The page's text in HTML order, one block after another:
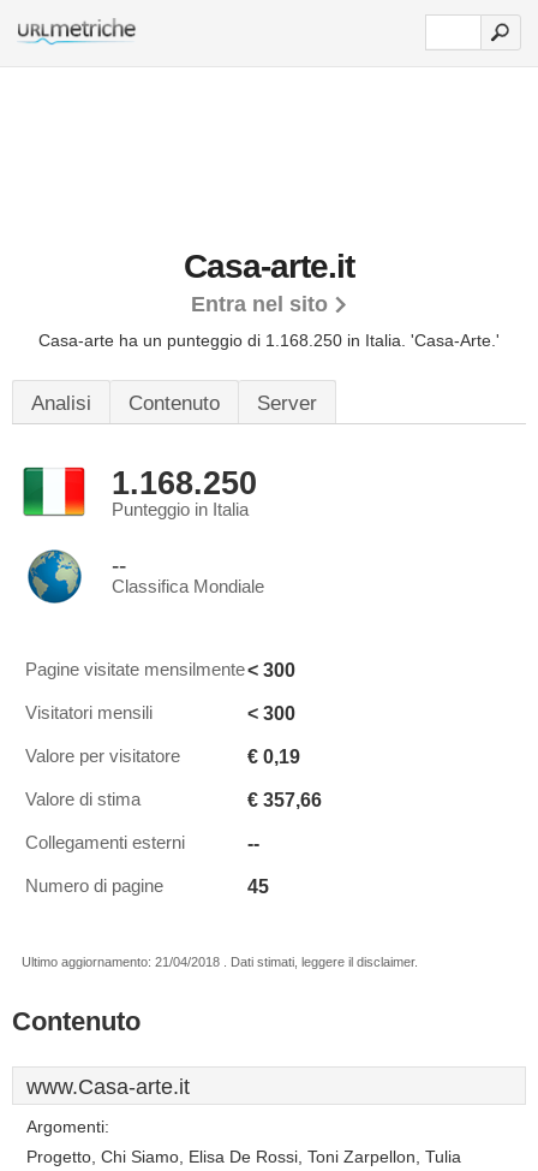
Casa-arte.it
Entra nel sito
Casa-arte ha un punteggio di 1.168.250 in Italia. 'Casa-Arte.'
Analisi Contenuto Server
1.168.250
Punteggio in Italia
--
Classifica Mondiale
Pagine visitate mensilmente< 300
Visitatori mensili < 300
Valore per visitatore € 0,19
Valore di stima € 357,66
Collegamenti esterni --
Numero di pagine 45
Ultimo aggiornamento: 21/04/2018 . Dati stimati, leggere il disclaimer.
Contenuto
www.Casa-arte.it
Argomenti:
Progetto, Chi Siamo, Elisa De Rossi, Toni Zarpellon, Tulia